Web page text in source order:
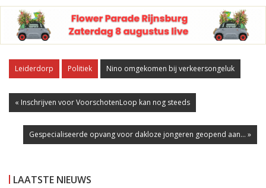
Leiderdorp Politiek Nino omgekomen bij verkeersongeluk
« Inschrijven voor VoorschotenLoop kan nog steeds
Gespecialiseerde opvang voor dakloze jongeren geopend aan... »
LAATSTE NIEUWS